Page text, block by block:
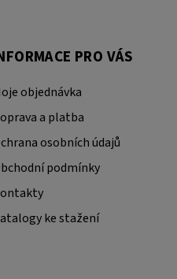
PRO VÁS
objednávka
a platba
osobních údajů
podmínky
ke stažení